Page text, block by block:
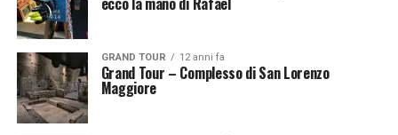
GRAND TOUR 12 anni fa
Grand Tour – Complesso di San Lorenzo
Maggiore